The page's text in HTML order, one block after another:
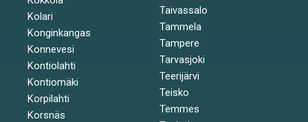
Kolari
Konginkangas
Konnevesi
Kontiolahti
Kontiomäki
Korpilahti
Korsnäs
Taivassalo
Tammela
Tampere
Tarvasjoki
Teerijärvi
Teisko
Temmes